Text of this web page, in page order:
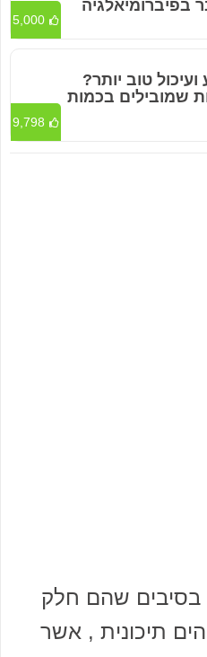
בפיברומיאלגיה
5,000
טוב יותר?
שמובילים בכמות
9,798
בסיבים שהם חלק
תיכונית , אשר